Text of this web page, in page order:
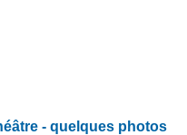
- quelques photos